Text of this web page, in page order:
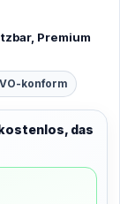
Premium
konform
das